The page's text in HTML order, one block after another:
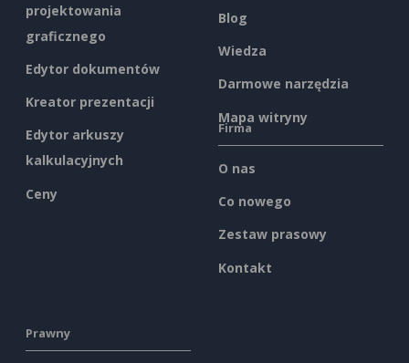
projektowania
graficznego
Edytor dokumentów
Kreator prezentacji
Edytor arkuszy
kalkulacyjnych
Ceny
Blog
Wiedza
Darmowe narzędzia
Mapa witryny
Firma
O nas
Co nowego
Zestaw prasowy
Kontakt
Prawny